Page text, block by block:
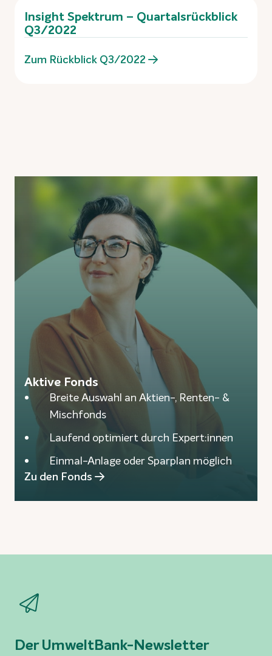
Insight Spektrum – Quartalsrückblick
Q3/2022
Zum Rückblick Q3/2022
Aktive Fonds
Breite Auswahl an Aktien-, Renten- &
Mischfonds
Laufend optimiert durch Expert:innen
Einmal-Anlage oder Sparplan möglich
Zu den Fonds
Der UmweltBank-Newsletter